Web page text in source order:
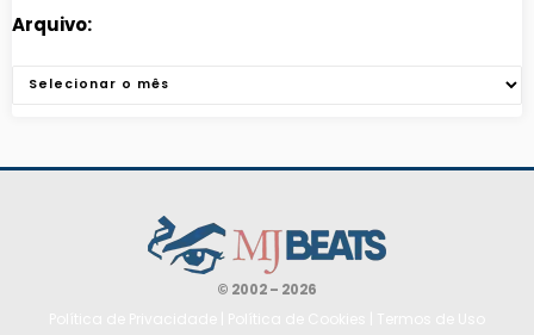
Arquivo:
Arquivos
© 2002 – 2026